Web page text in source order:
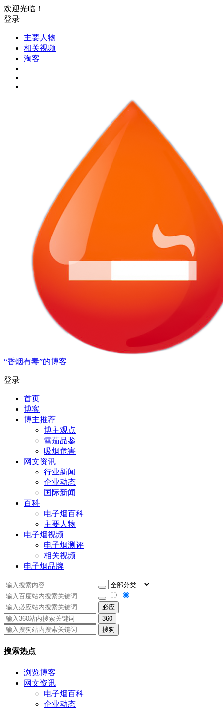
欢迎光临！
登录
主要人物
相关视频
淘客
“香烟有毒”的博客
登录
首页
博客
博主推荐
博主观点
雪茄品鉴
吸烟危害
网文资讯
行业新闻
企业动态
国际新闻
百科
电子烟百科
主要人物
电子烟视频
电子烟测评
相关视频
电子烟品牌
必应
360
搜狗
搜索热点
浏览博客
网文资讯
电子烟百科
企业动态